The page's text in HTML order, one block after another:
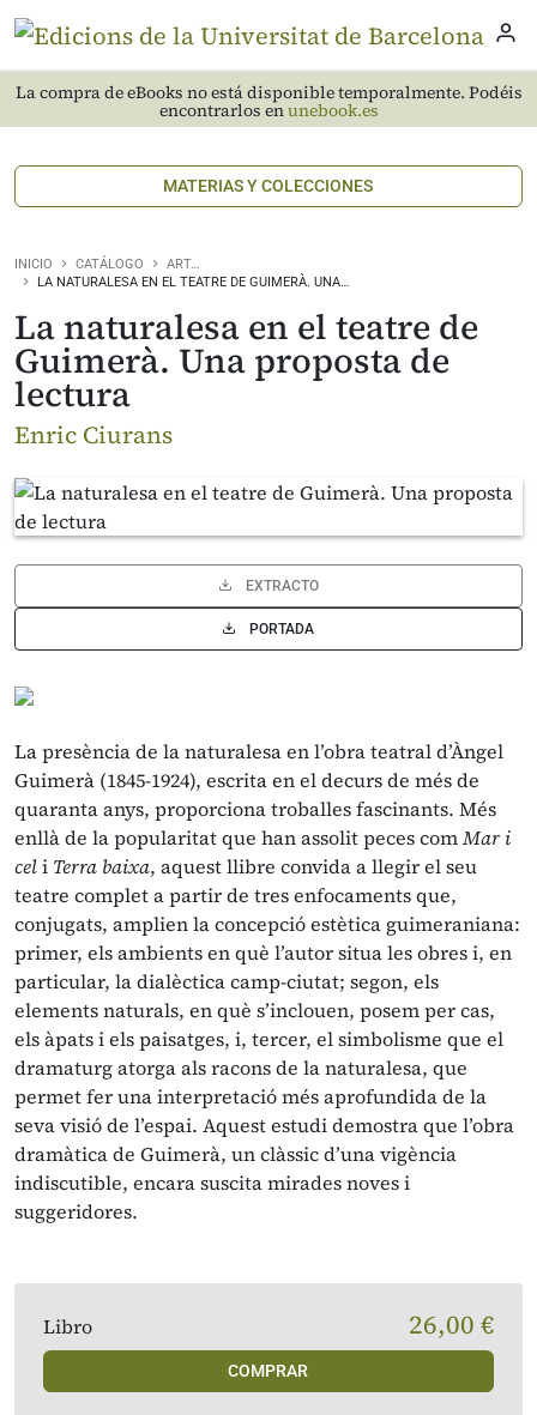
La compra de eBooks no está disponible temporalmente. Podéis
encontrarlos enunebook.es
MATERIAS Y COLECCIONES
INICIO CATÁLOGO
ART…
LA NATURALESA EN EL TEATRE DE GUIMERÀ. UNA…
La naturalesa en el teatre de
Guimerà. Una proposta de
lectura
Enric Ciurans
EXTRACTO
PORTADA
La presència de la naturalesa en l’obra teatral d’Àngel
Guimerà (1845-1924), escrita en el decurs de més de
quaranta anys, proporciona troballes fascinants. Més
enllà de la popularitat que han assolit peces comMar i
celi Terra baixa, aquest llibre convida a llegir el seu
teatre complet a partir de tres enfocaments que,
conjugats, amplien la concepció estètica guimeraniana:
primer, els ambients en què l’autor situa les obres i, en
particular, la dialèctica camp-ciutat; segon, els
elements naturals, en què s’inclouen, posem per cas,
els àpats i els paisatges, i, tercer, el simbolisme que el
dramaturg atorga als racons de la naturalesa, que
permet fer una interpretació més aprofundida de la
seva visió de l’espai. Aquest estudi demostra que l’obra
dramàtica de Guimerà, un clàssic d’una vigència
indiscutible, encara suscita mirades noves i
suggeridores.
Libro 26,00 €
COMPRAR